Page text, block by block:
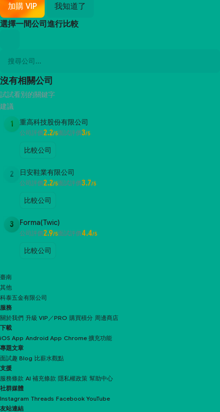
加購 VIP
我知道了
選擇一間公司進行比較
沒有相關公司
試試看別的關鍵字
建議
1 重高科技股份有限公司
公司評價2.2/5面試評價3/5
比較公司
2 日安鞋業有限公司
公司評價2.2/5面試評價3.7/5
比較公司
3 Forma(Twic)
公司評價2.9/5面試評價4.4/5
比較公司
臺南
其他
科泰五金有限公司
服務
關於我們 升級 VIP／PRO 購買積分 周邊商店
下載
iOS App Android App Chrome 擴充功能
專題文章
面試趣 Blog 比薪水觀點
支援
服務條款 AI 補充條款 隱私權政策 幫助中心
社群媒體
Instagram Threads Facebook YouTube
友站連結